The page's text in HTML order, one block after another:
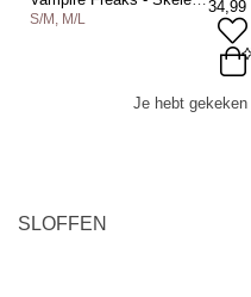
S/M, M/L
34,99
Je hebt
SLOFFEN